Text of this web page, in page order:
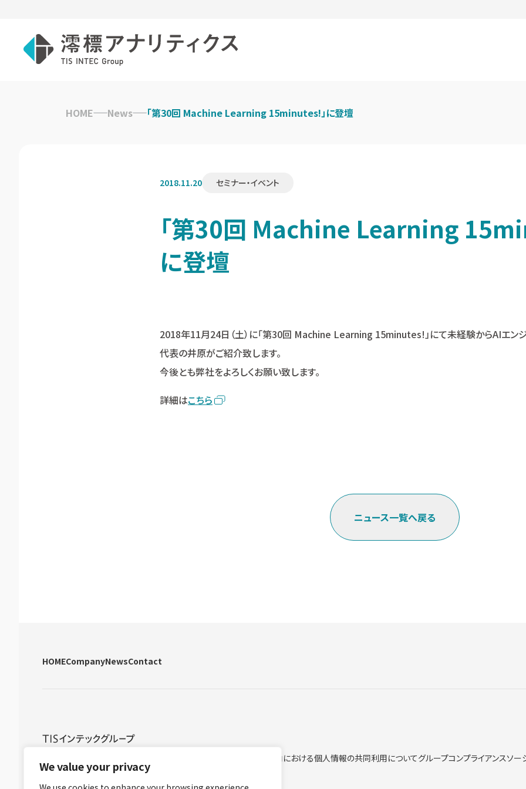
We value your privacy
HOME News 「第30回 Machine Learning 15minutes!」に登壇
2018.11.20 セミナー・イベント
「第30回 Machine Learning
に登壇
2018年11月24日（土）に「第30回 Machine Learning 15minutes!」にて未経験からAIエン
代表の井原がご紹介致します。
今後とも弊社をよろしくお願い致します。
詳細はこちら
ニュース一覧へ戻る
HOMECompanyNewsContact
グループ内における個人情報の共同利用についてグループコンプライアンスソー